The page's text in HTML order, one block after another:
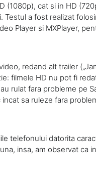
(1080p), cat si in HD
Testul a fost realizat
Player si MXPlayer,
redand alt trailer
filmele HD nu pot fi
rulat fara probleme pe
sa ruleze fara
telefonului datorita
insa, am observat ca